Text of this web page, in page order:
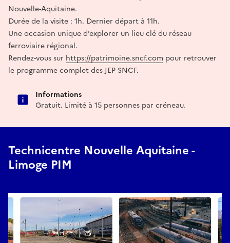
Nouvelle-Aquitaine.
Durée de la visite : 1h. Dernier départ à 11h.
Une occasion unique d’explorer un lieu clé du réseau
ferroviaire régional.
Rendez-vous sur https://patrimoine.sncf.com pour retrouver
le programme complet des JEP SNCF.
Informations
Gratuit. Limité à 15 personnes par créneau.
Technicentre Nouvelle Aquitaine -
Limoge PIM